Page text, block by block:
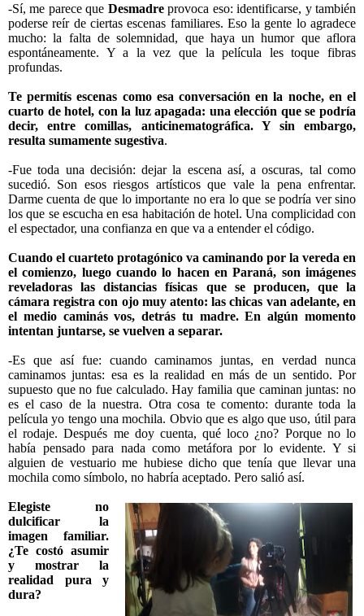
-Sí, me parece que Desmadreprovoca eso: identificarse, y también
poderse reír de ciertas escenas familiares. Eso la gente lo agradece
mucho: la falta de solemnidad, que haya un humor que aflora
espontáneamente. Y a la vez que la película les toque fibras
profundas.
Te permitís escenas como esa conversación en la noche, en el
cuarto de hotel, con la luz apagada: una elección que se podría
decir, entre comillas, anticinematográfica. Y sin embargo,
resulta sumamente sugestiva.
-Fue toda una decisión: dejar la escena así, a oscuras, tal como
sucedió. Son esos riesgos artísticos que vale la pena enfrentar.
Darme cuenta de que lo importante no era lo que se podría ver sino
los que se escucha en esa habitación de hotel. Una complicidad con
el espectador, una confianza en que va a entender el código.
Cuando el cuarteto protagónico va caminando por la vereda en
el comienzo, luego cuando lo hacen en Paraná, son imágenes
reveladoras las distancias físicas que se producen, que la
cámara registra con ojo muy atento: las chicas van adelante, en
el medio caminás vos, detrás tu madre. En algún momento
intentan juntarse, se vuelven a separar.
-Es que así fue: cuando caminamos juntas, en verdad nunca
caminamos juntas: esa es la realidad en más de un sentido. Por
supuesto que no fue calculado. Hay familia que caminan juntas: no
es el caso de la nuestra. Otra cosa te comento: durante toda la
película yo tengo una mochila. Obvio que es algo que uso, útil para
el rodaje. Después me doy cuenta, qué loco ¿no? Porque no lo
había pensado para nada como metáfora por lo evidente. Y si
alguien de vestuario me hubiese dicho que tenía que llevar una
mochila como símbolo, no habría aceptado. Pero salió así.
Elegiste no
dulcificar la
imagen familiar.
¿Te costó asumir
y mostrar la
realidad pura y
dura?